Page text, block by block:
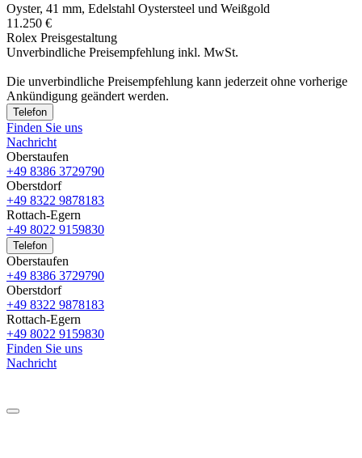
Oyster, 41 mm, Edelstahl Oystersteel und Weißgold
11.250 €
Rolex Preisgestaltung
Unverbindliche Preisempfehlung inkl. MwSt.
Die unverbindliche Preis­empfehlung kann jederzeit ohne vorherige
Ankündigung geändert werden.
Telefon
Finden Sie uns
Nachricht
Oberstaufen
+49 8386 3729790
Oberstdorf
+49 8322 9878183
Rottach-Egern
+49 8022 9159830
Telefon
Oberstaufen
+49 8386 3729790
Oberstdorf
+49 8322 9878183
Rottach-Egern
+49 8022 9159830
Finden Sie uns
Nachricht